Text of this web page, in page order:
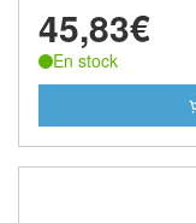
45,83€
En stock